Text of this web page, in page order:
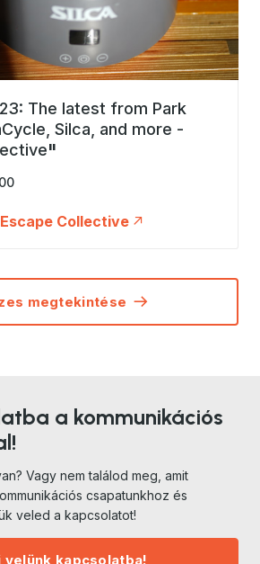
The latest from Park
Silca, and more -
Escape Collective
megtekintése
a kommunikációs
Vagy nem találod meg, amit
csapatunkhoz és
veled a kapcsolatot!
velünk kapcsolatba!